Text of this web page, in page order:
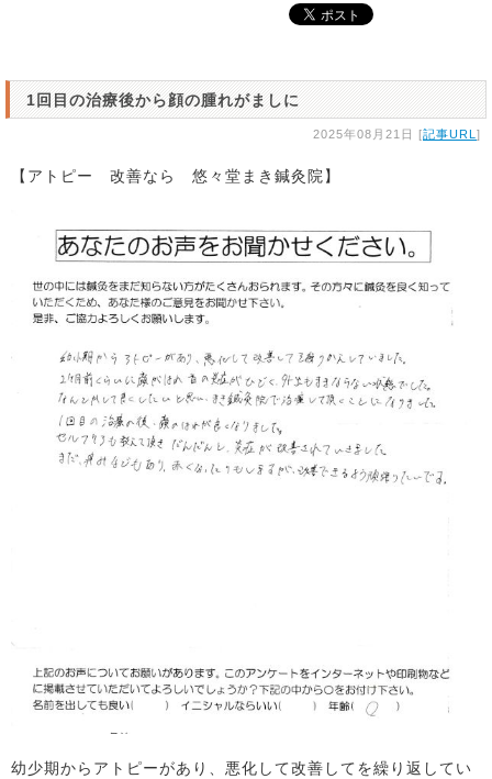
1回目の治療後から顔の腫れがましに
2025年08月21日 [記事URL]
【アトピー 改善なら 悠々堂まき鍼灸院】
幼少期からアトピーがあり、悪化して改善してを繰り返してい